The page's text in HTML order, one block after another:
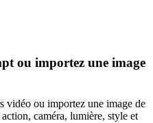
ou importez une image
vidéo ou importez une image de
caméra, lumière, style et